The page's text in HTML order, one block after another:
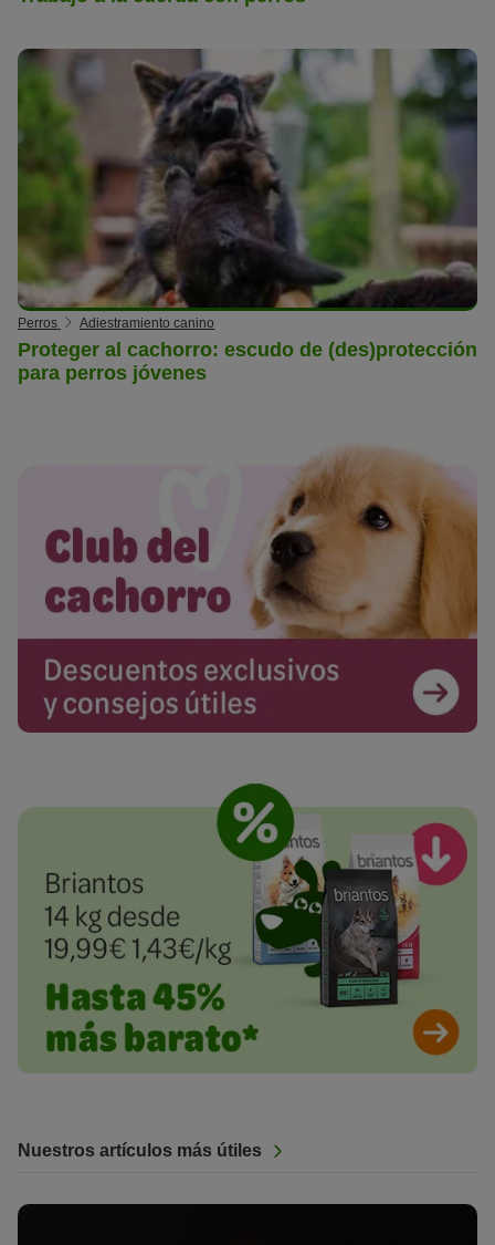
Perros Adiestramiento canino
Proteger al cachorro: escudo de (des)protección
para perros jóvenes
Nuestros artículos más útiles